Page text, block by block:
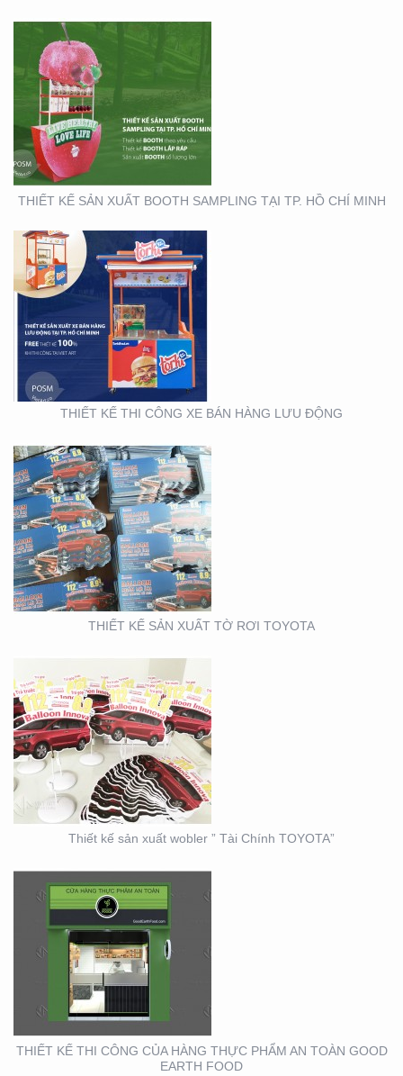
THIẾT KẾ SẢN XUẤT BOOTH SAMPLING TẠI TP. HỒ CHÍ MINH
THIẾT KẾ THI CÔNG XE
BÁN HÀNG LƯU ĐỘNG
THIẾT KẾ THI CÔNG XE BÁN HÀNG LƯU ĐỘNG
THIẾT KẾ SẢN XUẤT TỜ
RƠI TOYOTA
THIẾT KẾ SẢN XUẤT TỜ RƠI TOYOTA
THIẾT KẾ SẢN XUẤT
WOBLER ” TÀI CHÍNH
TOYOTA”
Thiết kế sản xuất wobler ” Tài Chính TOYOTA”
THIẾT KẾ THI CÔNG
CỦA HÀNG THỰC PHẨM
AN TOÀN GOOD EARTH
FOOD
THIẾT KẾ THI CÔNG CỦA HÀNG THỰC PHẨM AN TOÀN GOOD
EARTH FOOD
THIẾT KẾ THI CÔNG
BẢNG HIỆU – MẶT
DỰNG LONG MINH HÂN
– TP. THỦ ĐỨC – Q2